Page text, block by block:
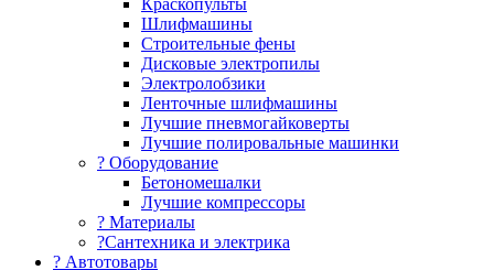
Шлифмашины
Строительные фены
Дисковые электропилы
Электролобзики
Ленточные шлифмашины
Лучшие пневмогайковерты
Лучшие полировальные машинки
?️ Оборудование
Бетономешалки
Лучшие компрессоры
? Материалы
?Сантехника и электрика
? Автотовары